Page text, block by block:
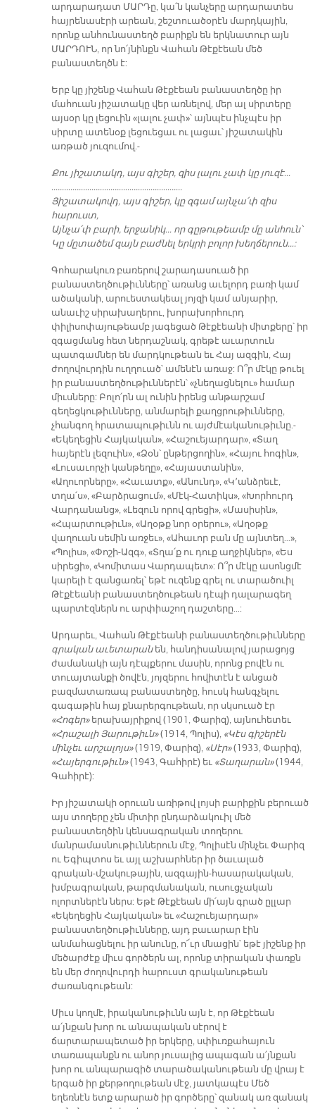
արդարադատ ՄԱՐԴը, կա՛ն կանչերը արդարատես
հայրենասէրի արեան, շեշտուածօրէն մարդկային,
որոնք անհունաստեղծ բարիքն են երկնատուր այն
ՄԱՐԴՈՒՆ, որ նո՛յնինքն Վահան Թէքէեան մեծ
բանաստեղծն է:
Երբ կը յիշենք Վահան Թէքէեան բանաստեղծը իր
մահուան յիշատակը վեր առնելով, մեր ալ սիրտերը
այսօր կը լեցուին «լալու չափ»՝ այնպէս ինչպէս իր
սիրտը ատենօք լեցուեցաւ ու լացաւ՝ յիշատակին
առթած յուզումով.-
Քու յիշատակդ, այս գիշեր, զիս լալու չափ կը յուզէ…
……………………………………………………..
Յիշատակովդ, այս գիշեր, կը զգամ այնչա՛փ զիս
հարուստ,
Այնչա՛փ բարի, երջանիկ… որ գըթութեամբ մը անհուն՝
Կը մըտածեմ զայն բաժնել երկրի բոլոր խեղճերուն…:
Գոհարակուռ բառերով շարադասուած իր
բանաստեղծութիւնները՝ առանց աւելորդ բառի կամ
ածականի, արուեստակեալ յոյզի կամ անյարիր,
անաւիշ սիրախաղերու, խորախորհուրդ
փիլիսոփայութեամբ յագեցած Թէքէեանի միտքերը՝ իր
զգացմանց հետ ներդաշնակ, գրեթէ աւարտուն
պատգամներ են մարդկութեան եւ Հայ ազգին, Հայ
ժողովուրդին ուղղուած՝ ամենէն առաջ: Ո՞ր մէկը թուել
իր բանաստեղծութիւններէն՝ «չնեղացնելու» համար
միւսները: Բոլո՛րն ալ ունին իրենց անթարշամ
գեղեցկութիւնները, անմարելի քաղցրութիւնները,
չհանգող հրատապութիւնն ու այժմէականութիւնը.-
«Եկեղեցին Հայկական», «Հաշուեյարդար», «Տաղ
հայերէն լեզուին», «Ձօն՝ ընթերցողին», «Հայու հոգին»,
«Լուսաւորչի կանթեղը», «Հայաստանին»,
«Աղուորները», «Հաւատք», «Անունդ», «Կ՚անձրեւէ,
տղա՛ս», «Բարձրացում», «Մէկ-Հատիկս», «Խորհուրդ
Վարդանանց», «Լեզուն որով գրեցի», «Մասիսին»,
«Հպարտութիւն», «Աղօթք նոր օրերու», «Աղօթք
վաղուան սեմին առջեւ», «Ահաւոր բան մը այնտեղ…»,
«Պոլիս», «Փոշի-Ազգ», «Տղա՛ք ու դուք աղջիկներ», «Ես
սիրեցի», «Կոմիտաս Վարդապետ»: Ո՞ր մէկը ասոնցմէ
կարելի է զանցառել՝ եթէ ուզենք գրել ու տարածուիլ
Թէքէեանի բանաստեղծութեան դէպի դալարագեղ
պարտէզներն ու արփիաշող դաշտերը…:
Արդարեւ, Վահան Թէքէեանի բանաստեղծութիւնները
գրական աւետարանեն, հանդիսանալով յարացոյց
ժամանակի այն դէպքերու մասին, որոնց բովէն ու
տուայտանքի ծովէն, յոյզերու հովիտէն է անցած
բազմատառապ բանաստեղծը, հուսկ հանգչելու
գագաթին հայ քնարերգութեան, որ սկսուած էր
«Հոգեր»երախայրիքով (1901, Փարիզ), այնուհետեւ
«Հրաշալի Յարութիւն»(1914, Պոլիս), «Կէս գիշերէն
մինչեւ արշալոյս»(1919, Փարիզ), «Սէր»(1933, Փարիզ),
«Հայերգութիւն»(1943, Գահիրէ) եւ «Տաղարան»(1944,
Գահիրէ):
Իր յիշատակի օրուան առիթով լոյսի բարիքին բերուած
այս տողերը չեն միտիր ընդարձակուիլ մեծ
բանաստեղծին կենսագրական տողերու
մանրամասնութիւններուն մէջ, Պոլիսէն մինչեւ Փարիզ
ու Եգիպտոս եւ այլ աշխարհներ իր ծաւալած
գրական-մշակութային, ազգային-հասարակական,
խմբագրական, թարգմանական, ուսուցչական
ոլորտներէն ներս: Եթէ Թէքէեան մի՛այն գրած ըլլար
«Եկեղեցին Հայկական» եւ «Հաշուեյարդար»
բանաստեղծութիւնները, այդ բաւարար էին
անմահացնելու իր անունը, ո՜ւր մնացին՝ եթէ յիշենք իր
մեծարժէք միւս գործերն ալ, որոնք տիրական փառքն
են մեր ժողովուրդի հարուստ գրականութեան
ժառանգութեան:
Միւս կողմէ, իրականութիւնն այն է, որ Թէքէեան
ա՛յնքան խոր ու անապական սէրով է
ճարտարապետած իր երկերը, սփիւռքահայուն
տառապանքն ու անոր յուսալից ապագան ա՛յնքան
խոր ու անպարագիծ տարածականութեան մը վրայ է
երգած իր քերթողութեան մէջ, յատկապէս Մեծ
եղեռնէն ետք արարած իր գործերը՝ զանակ առ զանակ